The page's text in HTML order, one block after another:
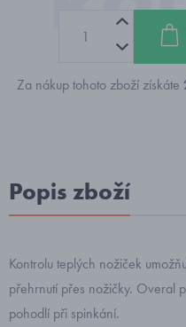
Za nákup tohoto zboží získáte
Popis zboží
Kontrolu teplých nožiček
přehrnutí přes nožičky. Overal
pohodlí při spinkání.